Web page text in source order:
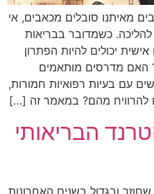
מאיתנו סובלים מכאבים, אי
כשמדובר בבריאות
יכולים להיות הפתרון
האם מדרסים מותאמים
עם בעיות רפואיות חמורות,
להרוויח מהם? במאמר זה […]
הבריאותי
ובגדול בשנים האחרונות